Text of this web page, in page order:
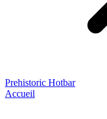
Prehistoric Hotbar
Accueil